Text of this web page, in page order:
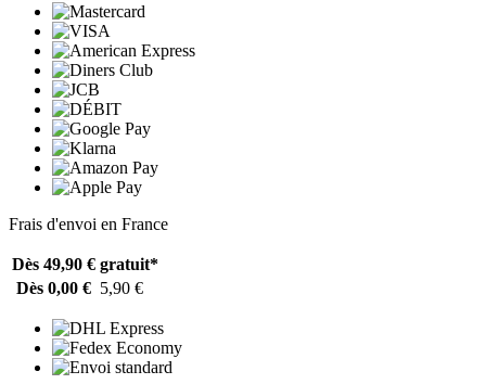
Frais d'envoi en France
Dès 49,90 € gratuit*
Dès 0,00 € 5,90 €